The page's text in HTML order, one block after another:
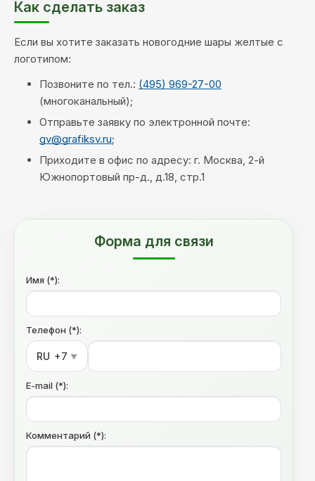
Как сделать заказ
Если вы хотите заказать новогодние шары желтые с
логотипом:
Позвоните по тел.: (495) 969-27-00
(многоканальный);
Отправьте заявку по электронной почте:
gv@grafiksv.ru;
Приходите в офис по адресу: г. Москва, 2-й
Южнопортовый пр-д., д.18, стр.1
Форма для связи
Имя (*):
Телефон (*):
RU +7 ▼
E-mail (*):
Комментарий (*):